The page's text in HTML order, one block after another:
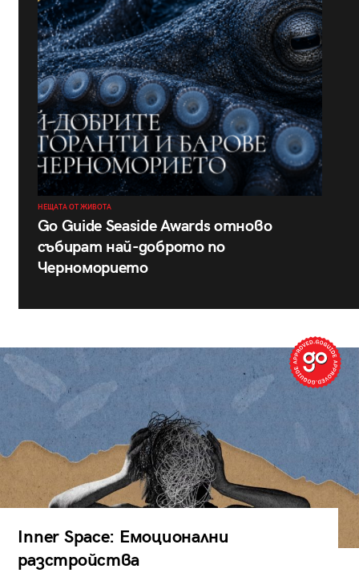
НЕЩАТА ОТ ЖИВОТА
Go Guide Seaside Awards отново
събират най-доброто по
Черноморието
Inner Space: Емоционални
разстройства